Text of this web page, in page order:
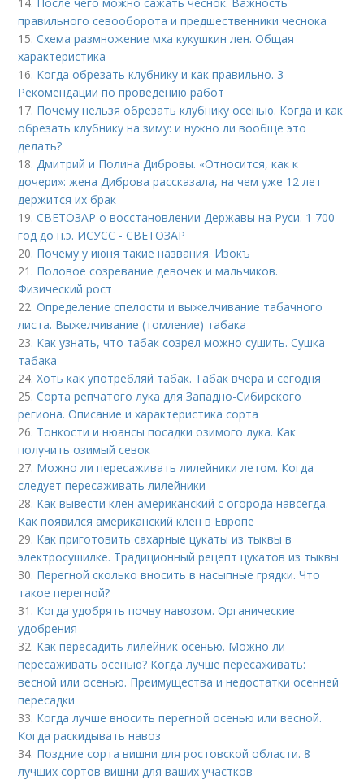
правильного севооборота и предшественники чеснока
15.Схема размножение мха кукушкин лен. Общая
характеристика
16. Когда обрезать клубнику и как правильно. 3
Рекомендации по проведению работ
17. Почему нельзя обрезать клубнику осенью. Когда и как
обрезать клубнику на зиму: и нужно ли вообще это
делать?
18. Дмитрий и Полина Дибровы. «Относится, как к
дочери»: жена Диброва рассказала, на чем уже 12 лет
держится их брак
19.СВЕТОЗАР о восстановлении Державы на Руси. 1 700
год до н.э. ИСУСС - СВЕТОЗАР
20. Почему у июня такие названия. Изокъ
21. Половое созревание девочек и мальчиков.
Физический рост
22.Определение спелости и выжелчивание табачного
листа. Выжелчивание (томление) табака
23. Как узнать, что табак созрел можно сушить. Сушка
табака
24.Хоть как употребляй табак. Табак вчера и сегодня
25.Сорта репчатого лука для Западно-Сибирского
региона. Описание и характеристика сорта
26. Тонкости и нюансы посадки озимого лука. Как
получить озимый севок
27. Можно ли пересаживать лилейники летом. Когда
следует пересаживать лилейники
28. Как вывести клен американский с огорода навсегда.
Как появился американский клен в Европе
29. Как приготовить сахарные цукаты из тыквы в
электросушилке. Традиционный рецепт цукатов из тыквы
30. Перегной сколько вносить в насыпные грядки. Что
такое перегной?
31. Когда удобрять почву навозом. Органические
удобрения
32. Как пересадить лилейник осенью. Можно ли
пересаживать осенью? Когда лучше пересаживать:
весной или осенью. Преимущества и недостатки осенней
пересадки
33. Когда лучше вносить перегной осенью или весной.
Когда раскидывать навоз
34. Поздние сорта вишни для ростовской области. 8
лучших сортов вишни для ваших участков